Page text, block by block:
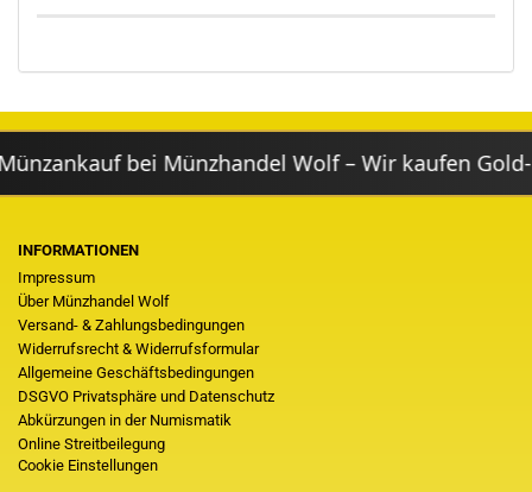
bei Münzhandel Wolf – Wir kaufen Gold-
INFORMATIONEN
Impressum
Über Münzhandel Wolf
Versand- & Zahlungsbedingungen
Widerrufsrecht & Widerrufsformular
Allgemeine Geschäftsbedingungen
DSGVO Privatsphäre und Datenschutz
Abkürzungen in der Numismatik
Online Streitbeilegung
Cookie Einstellungen